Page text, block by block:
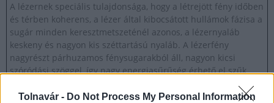
Tolnavár - Do Not Process My Personal Information
A lézernek speciális tulajdonsága, hogy a létrejött fény időben
és térben koherens, a lézer által kibocsátott hullámok fázisa a
sugár minden keresztmetszeténél azonos, a lézernyaláb
keskeny és nagyon kis széttartású nyaláb. A lézerfény
nagyrészt párhuzamos fénysugarakból áll, nagyon kicsi
szóródási szöggel, így nagy energiasűrűség érhető el szűk
sugárban, akár nagy távolságokban is. A lézerek energiája kis
térrészben koncentrálódik, így a lézerfény